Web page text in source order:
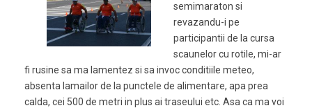
semimaraton si
revazandu-i pe
participantii de la cursa
scaunelor cu rotile, mi-ar
fi rusine sa ma lamentez si sa invoc conditiile meteo,
absenta lamailor de la punctele de alimentare, apa prea
calda, cei 500 de metri in plus ai traseului etc. Asa ca ma voi